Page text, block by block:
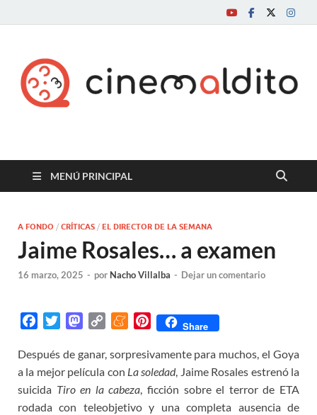
Cine maldito
MENÚ PRINCIPAL
A FONDO / CRÍTICAS / EL DIRECTOR DE LA SEMANA
Jaime Rosales… a examen
16 marzo, 2025 - por Nacho Villalba - Dejar un comentario
c
e
b
o
t
t
e
M
s
t
o
d
p
y
L
i
M
n
e
a
m
P
n
t
e
r
Share
Después de ganar, sorpresivamente para muchos, el Goya
a la mejor película con La soledad, Jaime Rosales estrenó la
suicida Tiro en la cabeza, ficción sobre el terror de ETA
rodada con teleobjetivo y una completa ausencia de